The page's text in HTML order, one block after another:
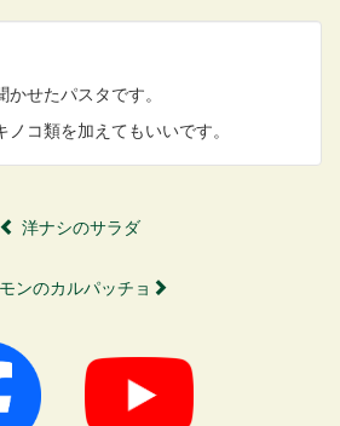
せたパスタです。
コ類を加えてもいいです。
洋ナシのサラダ
ンのカルパッチョ